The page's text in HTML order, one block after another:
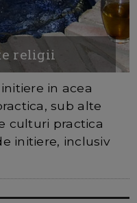
religii
in acea
sub alte
culturi practica
initiere, inclusiv